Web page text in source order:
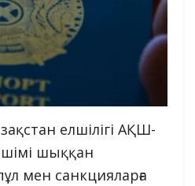
елшілігі АҚШ-
шыққан
мен санкцияларға